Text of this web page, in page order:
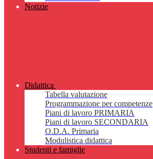
Notizie
Didattica
Tabella valutazione
Programmazione per competenze
Piani di lavoro PRIMARIA
Piani di lavoro SECONDARIA
O.D.A. Primaria
Modulistica didattica
Studenti e famiglie